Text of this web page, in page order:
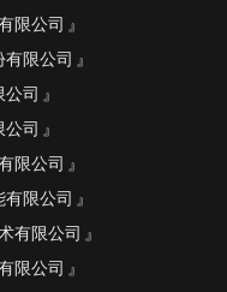
限公司
限公司
司
司
限公司
限公司
有限公司
限公司